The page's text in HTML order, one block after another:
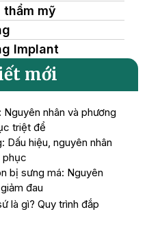
thẩm mỹ
Implant
mới
Nguyên nhân và phương
triệt để
Dấu hiệu, nguyên nhân
phục
bị sưng má: Nguyên
đau
là gì? Quy trình đắp